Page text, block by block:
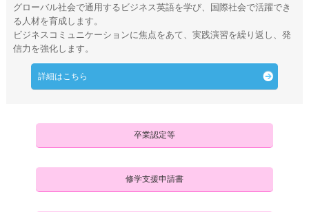
グローバル社会で通用するビジネス英語を学び、国際社会で活躍でき
る人材を育成します。
ビジネスコミュニケーションに焦点をあて、実践演習を繰り返し、発
信力を強化します。
詳細はこちら
卒業認定等
修学支援申請書